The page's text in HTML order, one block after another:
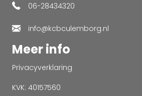
06-28434320
info@kcbculemborg.nl
Meer info
Privacyverklaring
KVK: 40157560